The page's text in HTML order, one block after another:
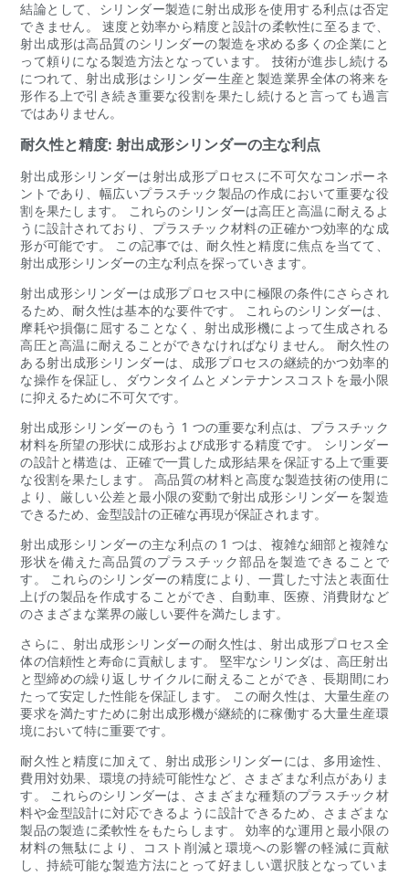
結論として、シリンダー製造に射出成形を使用する利点は否定
できません。 速度と効率から精度と設計の柔軟性に至るまで、
射出成形は高品質のシリンダーの製造を求める多くの企業にと
って頼りになる製造方法となっています。 技術が進歩し続ける
につれて、射出成形はシリンダー生産と製造業界全体の将来を
形作る上で引き続き重要な役割を果たし続けると言っても過言
ではありません。
耐久性と精度: 射出成形シリンダーの主な利点
射出成形シリンダーは射出成形プロセスに不可欠なコンポーネ
ントであり、幅広いプラスチック製品の作成において重要な役
割を果たします。 これらのシリンダーは高圧と高温に耐えるよ
うに設計されており、プラスチック材料の正確かつ効率的な成
形が可能です。 この記事では、耐久性と精度に焦点を当てて、
射出成形シリンダーの主な利点を探っていきます。
射出成形シリンダーは成形プロセス中に極限の条件にさらされ
るため、耐久性は基本的な要件です。 これらのシリンダーは、
摩耗や損傷に屈することなく、射出成形機によって生成される
高圧と高温に耐えることができなければなりません。 耐久性の
ある射出成形シリンダーは、成形プロセスの継続的かつ効率的
な操作を保証し、ダウンタイムとメンテナンスコストを最小限
に抑えるために不可欠です。
射出成形シリンダーのもう 1 つの重要な利点は、プラスチック
材料を所望の形状に成形および成形する精度です。 シリンダー
の設計と構造は、正確で一貫した成形結果を保証する上で重要
な役割を果たします。 高品質の材料と高度な製造技術の使用に
より、厳しい公差と最小限の変動で射出成形シリンダーを製造
できるため、金型設計の正確な再現が保証されます。
射出成形シリンダーの主な利点の 1 つは、複雑な細部と複雑な
形状を備えた高品質のプラスチック部品を製造できることで
す。 これらのシリンダーの精度により、一貫した寸法と表面仕
上げの製品を作成することができ、自動車、医療、消費財など
のさまざまな業界の厳しい要件を満たします。
さらに、射出成形シリンダーの耐久性は、射出成形プロセス全
体の信頼性と寿命に貢献します。 堅牢なシリンダは、高圧射出
と型締めの繰り返しサイクルに耐えることができ、長期間にわ
たって安定した性能を保証します。 この耐久性は、大量生産の
要求を満たすために射出成形機が継続的に稼働する大量生産環
境において特に重要です。
耐久性と精度に加えて、射出成形シリンダーには、多用途性、
費用対効果、環境の持続可能性など、さまざまな利点がありま
す。 これらのシリンダーは、さまざまな種類のプラスチック材
料や金型設計に対応できるように設計できるため、さまざまな
製品の製造に柔軟性をもたらします。 効率的な運用と最小限の
材料の無駄により、コスト削減と環境への影響の軽減に貢献
し、持続可能な製造方法にとって好ましい選択肢となっていま